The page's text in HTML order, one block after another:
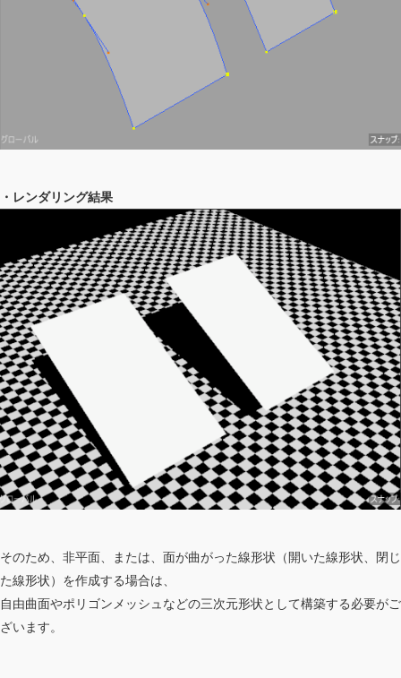
・レンダリング結果
そのため、非平面、または、面が曲がった線形状（開いた線形状、閉じ
た線形状）を作成する場合は、
自由曲面やポリゴンメッシュなどの三次元形状として構築する必要がご
ざいます。